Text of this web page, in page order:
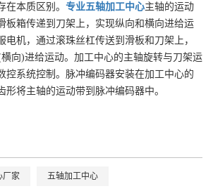
在本质区别。 专业五轴加工中心主轴的运动
板箱传递到刀架上，实现纵向和横向进给运
电机，通过滚珠丝杠传送到滑板和刀架上，
向)进给运动。加工中心的主轴旋转与刀架运
控系统控制。脉冲编码器安装在加工中心的
形将主轴的运动带到脉冲编码器中。
厂家 五轴加工中心